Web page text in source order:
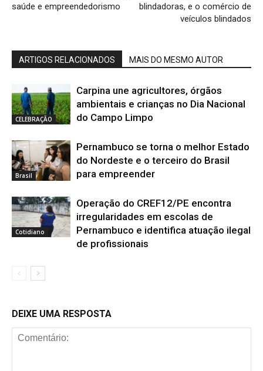
saúde e empreendedorismo
blindadoras, e o comércio de
veículos blindados
ARTIGOS RELACIONADOS MAIS DO MESMO AUTOR
CELEBRAÇÃO
Carpina une agricultores, órgãos
ambientais e crianças no Dia Nacional
do Campo Limpo
Brasil
Pernambuco se torna o melhor Estado
do Nordeste e o terceiro do Brasil
para empreender
Cotidiano
Operação do CREF12/PE encontra
irregularidades em escolas de
Pernambuco e identifica atuação ilegal
de profissionais
DEIXE UMA RESPOSTA